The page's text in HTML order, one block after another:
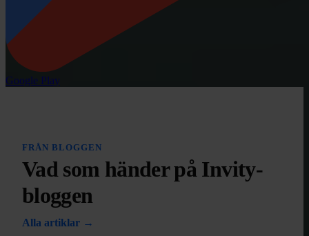
Google Play
FRÅN BLOGGEN
Vad som händer på Invity-
bloggen
Alla artiklar →